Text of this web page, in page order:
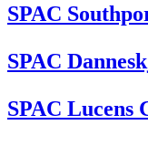
SPAC
SPAC
SPAC